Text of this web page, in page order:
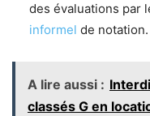
des évaluations par
informel de notation.
A lire aussi :
classés G en